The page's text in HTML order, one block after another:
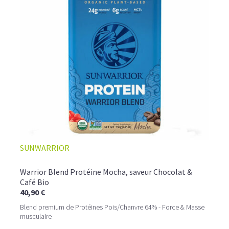
PERFORMANCE
Cacao pur, café expresso et lait végétal fusionnent dans
une boisson veloutée et énergisante.
Une vraie caresse chocolatée, riche en protéines, léger
pour ne jamais peser.
SUNWARRIOR
Warrior Blend Protéine Mocha, saveur Chocolat &
Café Bio
40,90 €
Blend premium de Protéines Pois/Chanvre 64% - Force & Masse
musculaire